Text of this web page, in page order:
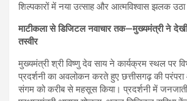
शिल्पकारों में नया उत्साह और आत्मविश्वास झलक
माटीकला से डिजिटल नवाचार तक—मुख्यमंत्री ने
तस्वीर
मुख्यमंत्री श्री विष्णु देव साय ने कार्यक्रम स्थल पर
प्रदर्शनी का अवलोकन करते हुए छत्तीसगढ़ की
संगम को करीब से महसूस किया। प्रदर्शनी में